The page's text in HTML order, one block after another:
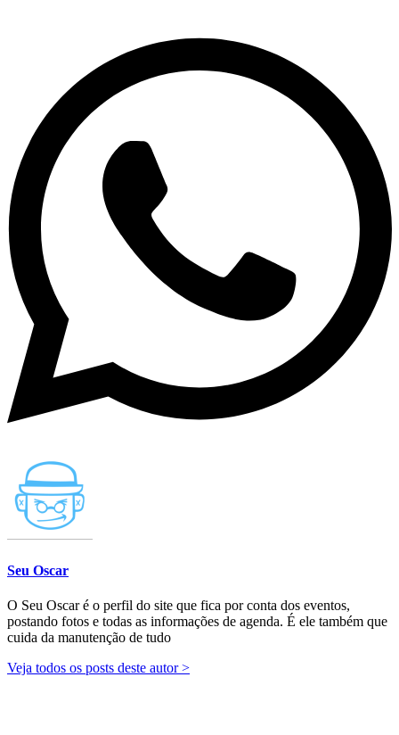
Seu Oscar
O Seu Oscar é o perfil do site que fica por conta dos eventos,
postando fotos e todas as informações de agenda. É ele também que
cuida da manutenção de tudo
Veja todos os posts deste autor >